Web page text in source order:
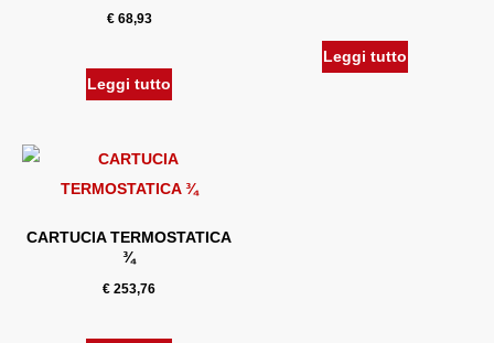
€68,93
Leggi tutto
Leggi tutto
CARTUCIA TERMOSTATICA
¾
€ 253,76